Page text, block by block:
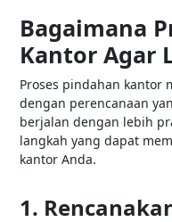
Bagaimana
Kantor Agar
Proses pindahan kantor
dengan perencanaan
berjalan dengan lebih
langkah yang dapat
kantor Anda.
1.